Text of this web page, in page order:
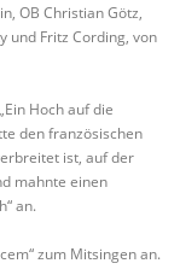
OB Christian Götz,
und Fritz Cording, von
Hoch auf die
den französischen
ist, auf der
mahnte einen
an.
zum Mitsingen an.